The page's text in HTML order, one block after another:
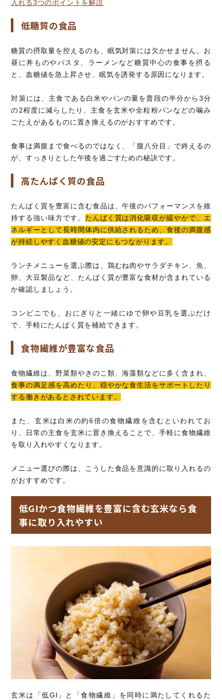
入れる3つのポイントを解説
低糖質の食品
糖質の摂取量を控えるのも、眠気対策には欠かせません。お
昼に丼ものやパスタ、ラーメンなど糖質中心の食事を摂る
と、血糖値を急上昇させ、眠気を誘発する原因になります。
対策には、主食である白米やパンの量を普段の半分から3分
の2程度に減らしたり、主食を玄米や全粒粉パンなどの噛み
ごたえがあるものに置き換えるのがおすすめです。
食事は満腹まで食べるのではなく、「腹八分目」で終えるの
が、すっきりとした午後を過ごすための秘訣です。
高たんぱく質の食品
たんぱく質を豊富に含む食品は、午後のパフォーマンスを維
持する強い味方です。 たんぱく質は消化吸収が緩やかで、エ
ネルギーとして長時間体内に供給されるため、食後の満腹感
が持続しやすく血糖値の安定にもつながります。
ランチメニューを選ぶ際は、鶏むね肉やサラダチキン、魚、
卵、大豆製品など、たんぱく質が豊富な食材が含まれている
か確認しましょう。
コンビニでも、おにぎりと一緒にゆで卵や豆乳を選ぶだけ
で、手軽にたんぱく質を補給できます。
食物繊維が豊富な食品
食物繊維は、野菜類やきのこ類、海藻類などに多く含まれ、
食事の満足感を高めたり、穏やかな食生活をサポートしたり
する働きがあるとされています。
また、玄米は白米の約6倍の食物繊維を含むといわれてお
り、日常の主食を玄米に置き換えることで、手軽に食物繊維
を取り入れやすくなります。
メニュー選びの際は、こうした食品を意識的に取り入れるの
がおすすめです。
低GIかつ食物繊維を豊富に含む玄米なら食
事に取り入れやすい
玄米は「低GI」と「食物繊維」を同時に満たしてくれるた